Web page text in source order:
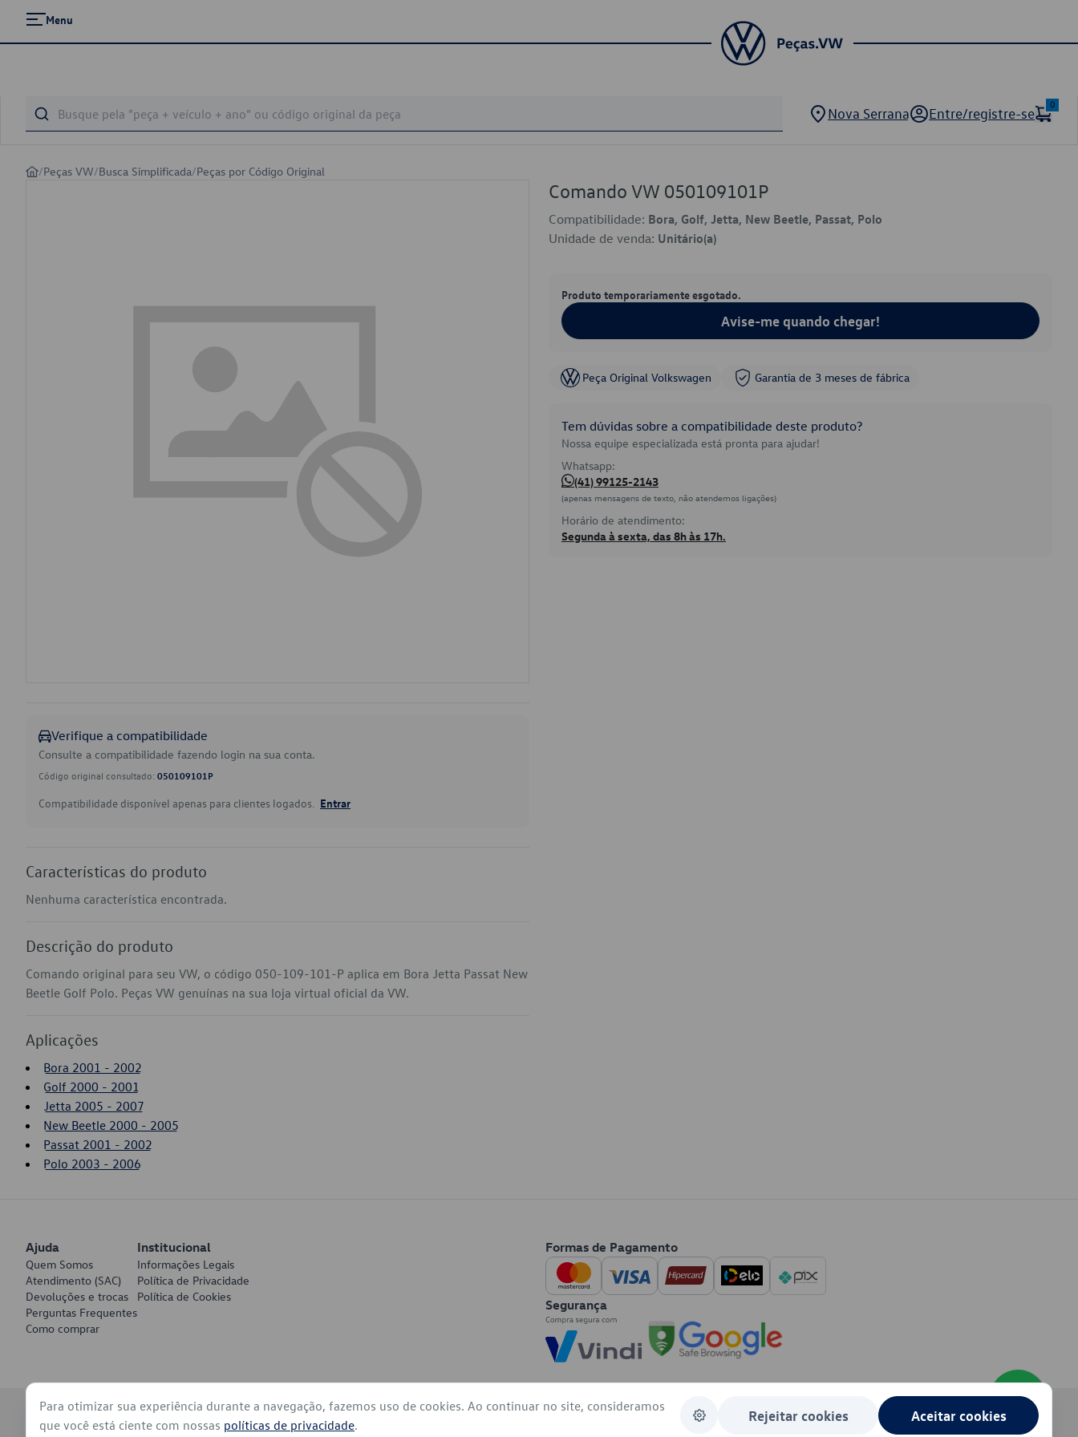
Menu
Nova Serrana Entre/registre-se
0
/Peças VW/Busca Simplificada/Peças por Código Original
Verifique a compatibilidade
Consulte a compatibilidade fazendo login na sua conta.
Código original consultado: 050109101P
Compatibilidade disponível apenas para clientes logados. Entrar
Características do produto
Nenhuma característica encontrada.
Descrição do produto
Comando original para seu VW, o código 050-109-101-P aplica em Bora Jetta Passat New
Beetle Golf Polo. Peças VW genuínas na sua loja virtual oficial da VW.
Aplicações
Bora 2001 - 2002
Golf 2000 - 2001
Jetta 2005 - 2007
New Beetle 2000 - 2005
Passat 2001 - 2002
Polo 2003 - 2006
Comando VW 050109101P
Compatibilidade: Bora, Golf, Jetta, New Beetle, Passat, Polo
Unidade de venda: Unitário(a)
Produto temporariamente esgotado.
Avise-me quando chegar!
Peça Original Volkswagen Garantia de 3 meses de fábrica
Tem dúvidas sobre a compatibilidade deste produto?
Nossa equipe especializada está pronta para ajudar!
Whatsapp:
(41) 99125-2143
(apenas mensagens de texto, não atendemos ligações)
Horário de atendimento:
Segunda à sexta, das 8h às 17h.
Ajuda
Quem Somos
Atendimento (SAC)
Devoluções e trocas
Perguntas Frequentes
Como comprar
Institucional
Informações Legais
Política de Privacidade
Política de Cookies
Formas de Pagamento
Segurança
© 2026 - Volkswagen do Brasil - Todos os direitos reservados
Para otimizar sua experiência durante a navegação, fazemos uso de cookies. Ao continuar no site, consideramos
que você está ciente com nossas políticas de privacidade.
Rejeitar cookies Aceitar cookies